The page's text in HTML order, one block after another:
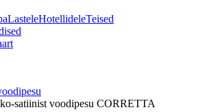
LasteleHotellideleTeised
satiinist voodipesu CORRETTA